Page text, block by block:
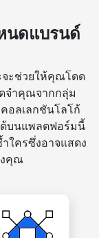
นดแบรนด์
จะช่วยให้คุณโดด
จำคุณจากกลุ่ม
อลเลกชันโลโก้
ด้บนแพลตฟอร์มนี้
ใครซึ่งอาจแสดง
งคุณ